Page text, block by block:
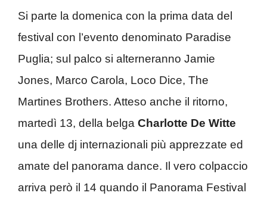
Si parte la domenica con la prima data del
festival con l’evento denominato Paradise
Puglia; sul palco si alterneranno Jamie
Jones, Marco Carola, Loco Dice, The
Martines Brothers. Atteso anche il ritorno,
martedì 13, della belga Charlotte De Witte
una delle dj internazionali più apprezzate ed
amate del panorama dance. Il vero colpaccio
arriva però il 14 quando il Panorama Festival